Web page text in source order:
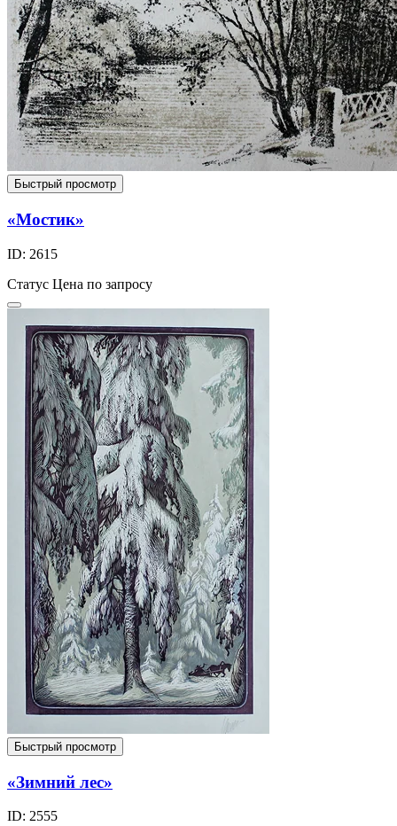
Быстрый просмотр
«Мостик»
ID: 2615
Статус Цена по запросу
Быстрый просмотр
«Зимний лес»
ID: 2555